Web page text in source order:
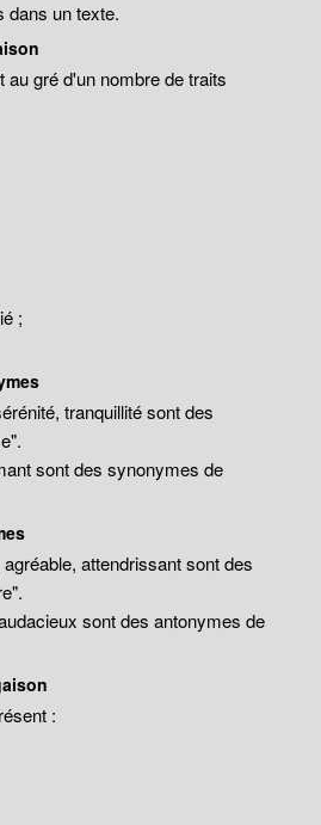
dans un texte.
au gré d'un nombre de traits
;
tranquillité sont des
sont des synonymes de
attendrissant sont des
sont des antonymes de
: